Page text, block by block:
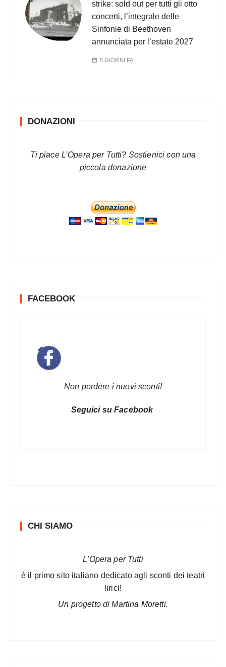
strike: sold out per tutti gli otto
concerti, l’integrale delle
Sinfonie di Beethoven
annunciata per l’estate 2027
5 GIORNI FA
DONAZIONI
Ti piace L’Opera per Tutti? Sostienici con una
piccola donazione
FACEBOOK
Non perdere i nuovi sconti!
Seguici su Facebook
CHI SIAMO
L'Opera per Tutti
è il primo sito italiano dedicato agli sconti dei teatri
lirici!
Un progetto di Martina Moretti.